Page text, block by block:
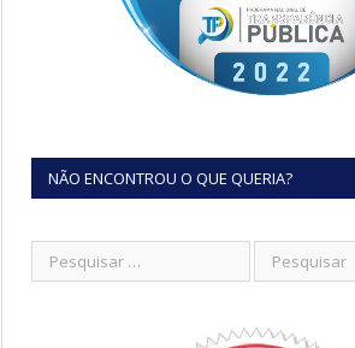
NÃO ENCONTROU O QUE QUERIA?